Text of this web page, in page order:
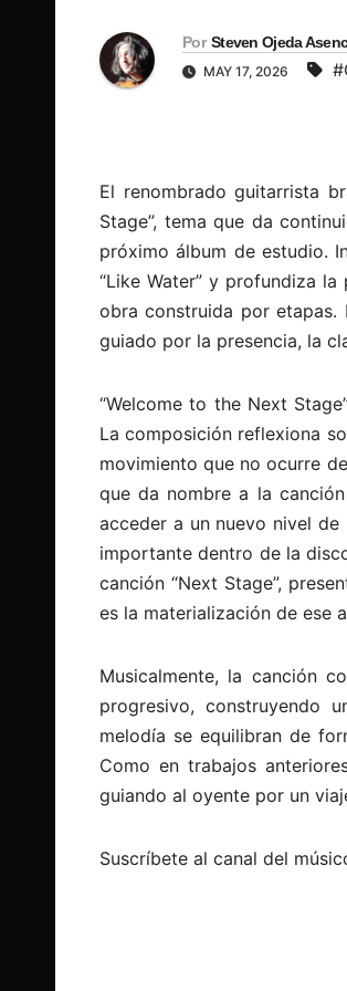
Por Steven Ojeda
MAY 17, 2026
El renombrado guitarrista
Stage”, tema que da
próximo álbum de estudio.
“Like Water” y profundiza
obra construida por etapas.
guiado por la presencia, la
“Welcome to the Next
La composición reflexiona
movimiento que no ocurre
que da nombre a la
acceder a un nuevo nivel
importante dentro de la
canción “Next Stage”,
es la materialización de ese
Musicalmente, la canción
progresivo, construyendo
melodía se equilibran de
Como en trabajos
guiando al oyente por un
Suscríbete al canal del